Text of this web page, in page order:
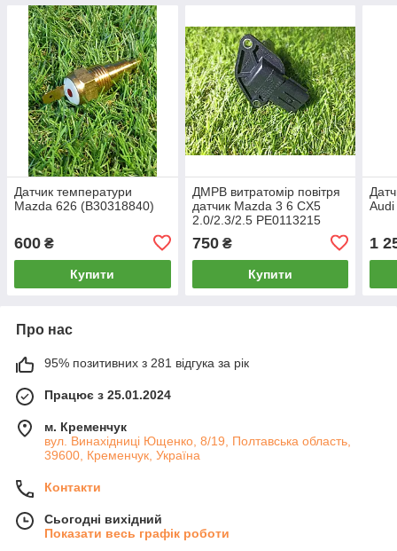
Датчик температури
Mazda 626 (B30318840)
600 ₴
Купити
ДМРВ витратомір повітря
датчик Mazda 3 6 CX5
2.0/2.3/2.5 PE0113215
750₴
Купити
1
Про нас
95% позитивних з 281 відгука за рік
Працює з 25.01.2024
м. Кременчук
вул. Винахідниці Ющенко, 8/19, Полтавська область,
39600, Кременчук, Україна
Контакти
Сьогодні вихідний
Показати весь графік роботи